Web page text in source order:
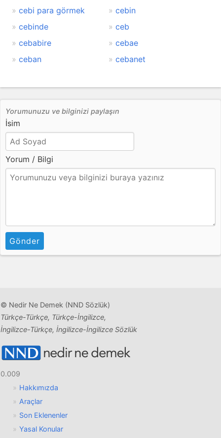
cebi para görmek
cebin
cebinde
ceb
cebabire
cebae
ceban
cebanet
Yorumunuzu ve bilginizi paylaşın
İsim
Yorum / Bilgi
Gönder
© Nedir Ne Demek (NND Sözlük)
Türkçe-Türkçe, Türkçe-İngilizce,
İngilizce-Türkçe, İngilizce-İngilizce Sözlük
0.009
Hakkımızda
Araçlar
Son Eklenenler
Yasal Konular